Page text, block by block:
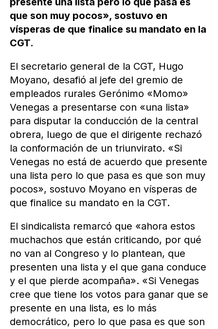
que son muy pocos», sostuvo en
vísperas de que finalice su mandato en la
CGT.
El secretario general de la CGT, Hugo
Moyano, desafió al jefe del gremio de
empleados rurales Gerónimo «Momo»
Venegas a presentarse con «una lista»
para disputar la conducción de la central
obrera, luego de que el dirigente rechazó
la conformación de un triunvirato. «Si
Venegas no está de acuerdo que presente
una lista pero lo que pasa es que son muy
pocos», sostuvo Moyano en vísperas de
que finalice su mandato en la CGT.
El sindicalista remarcó que «ahora estos
muchachos que están criticando, por qué
no van al Congreso y lo plantean, que
presenten una lista y el que gana conduce
y el que pierde acompaña». «Si Venegas
cree que tiene los votos para ganar que se
presente en una lista, es lo más
democrático, pero lo que pasa es que son